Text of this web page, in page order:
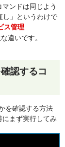
ンドは同じよう
」というわけで
ス管理
違いです。
認するコ
を確認する方法
まず実行してみ